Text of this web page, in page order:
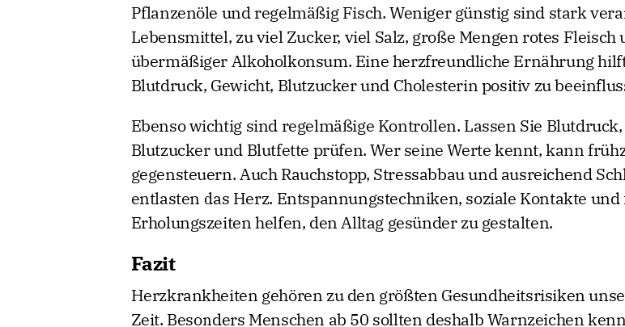
Pflanzenöle und regelmäßig Fisch. Weniger günstig sind stark
Lebensmittel, zu viel Zucker, viel Salz, große Mengen rotes Fleisch
übermäßiger Alkoholkonsum. Eine herzfreundliche Ernährung
Blutdruck, Gewicht, Blutzucker und Cholesterin positiv zu
Ebenso wichtig sind regelmäßige Kontrollen. Lassen Sie Blutdruck,
Blutzucker und Blutfette prüfen. Wer seine Werte kennt, kann
gegensteuern. Auch Rauchstopp, Stressabbau und ausreichend
entlasten das Herz. Entspannungstechniken, soziale Kontakte und
Erholungszeiten helfen, den Alltag gesünder zu gestalten.
Fazit
Herzkrankheiten gehören zu den größten Gesundheitsrisiken
Zeit. Besonders Menschen ab 50 sollten deshalb Warnzeichen